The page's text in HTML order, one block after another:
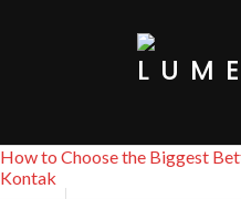
How to Choose the Biggest
Kontak